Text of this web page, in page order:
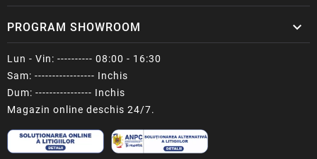
PROGRAM SHOWROOM 
Lun - Vin: ---------- 08:00 - 16:30
Sam: ----------------- Inchis
Dum: ---------------- Inchis
Magazin online deschis 24/7.